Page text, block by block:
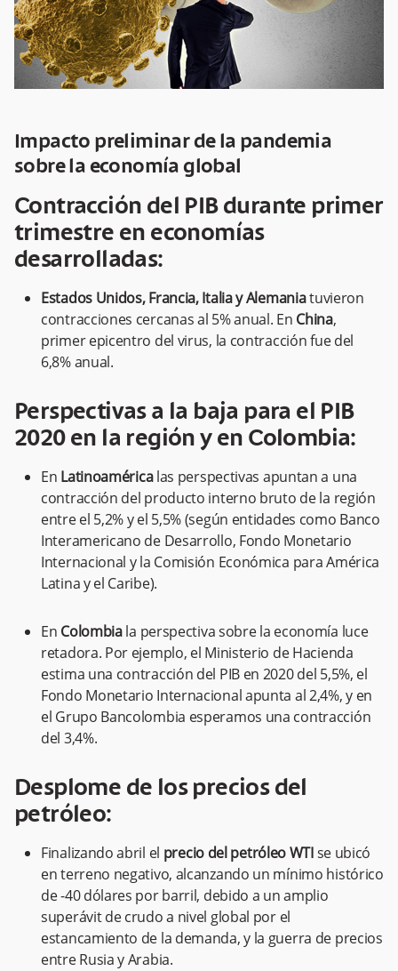
Impacto preliminar de la pandemia
sobre la economía global
Contracción del PIB durante primer
trimestre en economías
desarrolladas:
Estados Unidos, Francia, Italia y Alemaniatuvieron
contracciones cercanas al 5% anual. En China,
primer epicentro del virus, la contracción fue del
6,8% anual.
Perspectivas a la baja para el PIB
2020 en la región y en Colombia:
En Latinoaméricalas perspectivas apuntan a una
contracción del producto interno bruto de la región
entre el 5,2% y el 5,5% (según entidades como Banco
Interamericano de Desarrollo, Fondo Monetario
Internacional y la Comisión Económica para América
Latina y el Caribe).
En Colombiala perspectiva sobre la economía luce
retadora. Por ejemplo, el Ministerio de Hacienda
estima una contracción del PIB en 2020 del 5,5%, el
Fondo Monetario Internacional apunta al 2,4%, y en
el Grupo Bancolombia esperamos una contracción
del 3,4%.
Desplome de los precios del
petróleo:
Finalizando abril el precio del petróleo WTIse ubicó
en terreno negativo, alcanzando un mínimo histórico
de -40 dólares por barril, debido a un amplio
superávit de crudo a nivel global por el
estancamiento de la demanda, y la guerra de precios
entre Rusia y Arabia.